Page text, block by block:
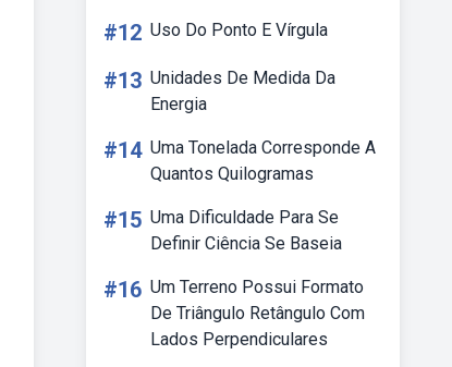
#12 Uso Do Ponto E Vírgula
#13 Unidades De Medida Da
Energia
#14 Uma Tonelada Corresponde A
Quantos Quilogramas
#15 Uma Dificuldade Para Se
Definir Ciência Se Baseia
#16 Um Terreno Possui Formato
De Triângulo Retângulo Com
Lados Perpendiculares